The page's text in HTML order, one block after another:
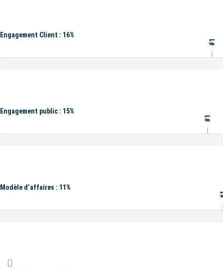
Engagement Client : 16%
#1
Engagement public : 15%
#1
Modèle d’affaires : 11%